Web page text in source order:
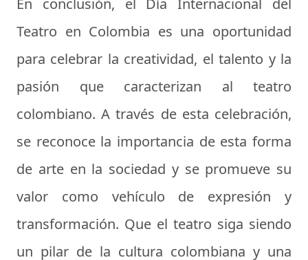
En conclusión, el Día Internacional del
Teatro en Colombia es una oportunidad
para celebrar la creatividad, el talento y la
pasión que caracterizan al teatro
colombiano. A través de esta celebración,
se reconoce la importancia de esta forma
de arte en la sociedad y se promueve su
valor como vehículo de expresión y
transformación. Que el teatro siga siendo
un pilar de la cultura colombiana y una